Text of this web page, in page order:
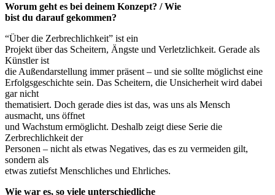
Worum geht es bei deinem Konzept? / Wie
bist du darauf gekommen?
“Über die Zerbrechlichkeit” ist ein
Projekt über das Scheitern, Ängste und Verletzlichkeit. Gerade als
Künstler ist
die Außendarstellung immer präsent – und sie sollte möglichst eine
Erfolgsgeschichte sein. Das Scheitern, die Unsicherheit wird dabei
gar nicht
thematisiert. Doch gerade dies ist das, was uns als Mensch
ausmacht, uns öffnet
und Wachstum ermöglicht. Deshalb zeigt diese Serie die
Zerbrechlichkeit der
Personen – nicht als etwas Negatives, das es zu vermeiden gilt,
sondern als
etwas zutiefst Menschliches und Ehrliches.
Wie war es, so viele unterschiedliche